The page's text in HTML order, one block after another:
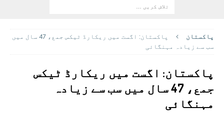
پاکستان
پاکستان: اگست میں ریکارڈ ٹیکس جمع، 47 سال میں
سب سے زیادہ مہنگائی
پاکستان: اگست میں ریکارڈ ٹیکس
جمع، 47 سال میں سب سے زیادہ
مہنگائی